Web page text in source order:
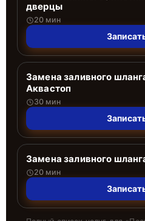
дверцы
20 мин
Замена заливного
Аквастоп
30 мин
Замена заливного
20 мин